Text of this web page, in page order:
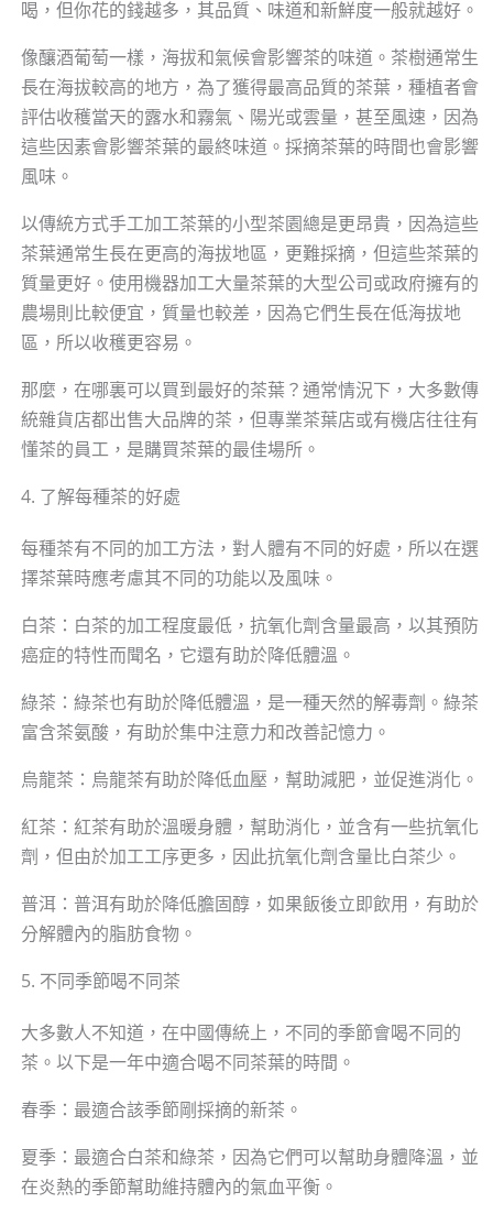
喝，但你花的錢越多，其品質、味道和新鮮度一般就越好。
像釀酒葡萄一樣，海拔和氣候會影響茶的味道。茶樹通常生
長在海拔較高的地方，為了獲得最高品質的茶葉，種植者會
評估收穫當天的露水和霧氣、陽光或雲量，甚至風速，因為
這些因素會影響茶葉的最終味道。採摘茶葉的時間也會影響
風味。
以傳統方式手工加工茶葉的小型茶園總是更昂貴，因為這些
茶葉通常生長在更高的海拔地區，更難採摘，但這些茶葉的
質量更好。使用機器加工大量茶葉的大型公司或政府擁有的
農場則比較便宜，質量也較差，因為它們生長在低海拔地
區，所以收穫更容易。
那麼，在哪裏可以買到最好的茶葉？通常情況下，大多數傳
統雜貨店都出售大品牌的茶，但專業茶葉店或有機店往往有
懂茶的員工，是購買茶葉的最佳場所。
4. 了解每種茶的好處
每種茶有不同的加工方法，對人體有不同的好處，所以在選
擇茶葉時應考慮其不同的功能以及風味。
白茶：白茶的加工程度最低，抗氧化劑含量最高，以其預防
癌症的特性而聞名，它還有助於降低體溫。
綠茶：綠茶也有助於降低體溫，是一種天然的解毒劑。綠茶
富含茶氨酸，有助於集中注意力和改善記憶力。
烏龍茶：烏龍茶有助於降低血壓，幫助減肥，並促進消化。
紅茶：紅茶有助於溫暖身體，幫助消化，並含有一些抗氧化
劑，但由於加工工序更多，因此抗氧化劑含量比白茶少。
普洱：普洱有助於降低膽固醇，如果飯後立即飲用，有助於
分解體內的脂肪食物。
5. 不同季節喝不同茶
大多數人不知道，在中國傳統上，不同的季節會喝不同的
茶。以下是一年中適合喝不同茶葉的時間。
春季：最適合該季節剛採摘的新茶。
夏季：最適合白茶和綠茶，因為它們可以幫助身體降溫，並
在炎熱的季節幫助維持體內的氣血平衡。